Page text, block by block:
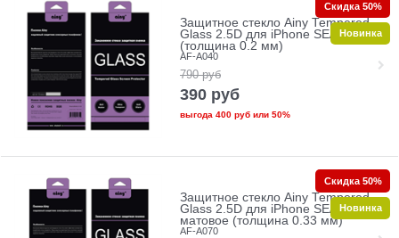
Защитное стекло Ainy Tempered
Glass 2.5D для iPhone SE/5/5c/5s
(толщина 0.2 мм)
AF-A040
790 руб
390 руб
выгода 400 рубили 50%
Скидка 50%
Новинка
Защитное стекло Ainy Tempered
Glass 2.5D для iPhone SE/5/5c/5s
матовое (толщина 0.33 мм)
AF-A070
Скидка 50%
Новинка